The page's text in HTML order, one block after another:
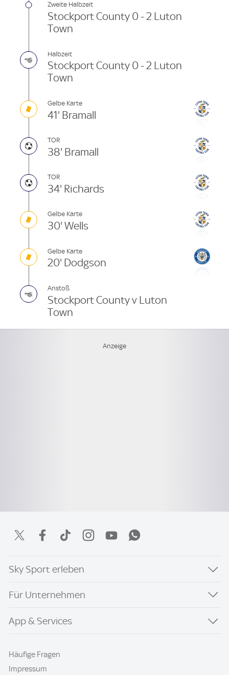
Zweite Halbzeit
Stockport County 0 - 2 Luton
Town
Halbzeit
Stockport County 0 - 2 Luton
Town
Gelbe Karte
41' Bramall
TOR
38' Bramall
TOR
34' Richards
Gelbe Karte
30' Wells
Gelbe Karte
20' Dodgson
Anstoß
Stockport County v Luton
Town
Sky Sport erleben
Für Unternehmen
App & Services
Häufige Fragen
Impressum